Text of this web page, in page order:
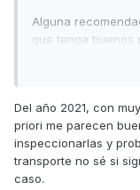
Alguna
que tenga buenos
Del año 2021, con
priori me parecen
inspeccionarlas y
transporte no sé si
caso.